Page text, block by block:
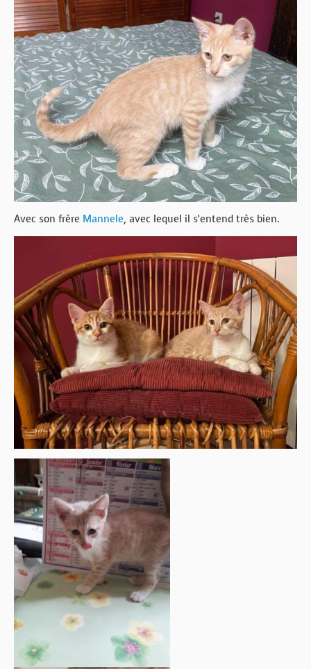
Avec son frère Mannele, avec lequel il s’entend très bien.